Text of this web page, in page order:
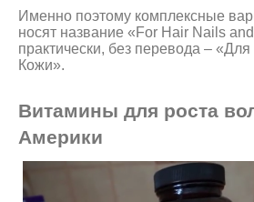
Именно поэтому комплексные
носят название «For Hair Nails
практически, без перевода –
Кожи».
Витамины для роста
Америки